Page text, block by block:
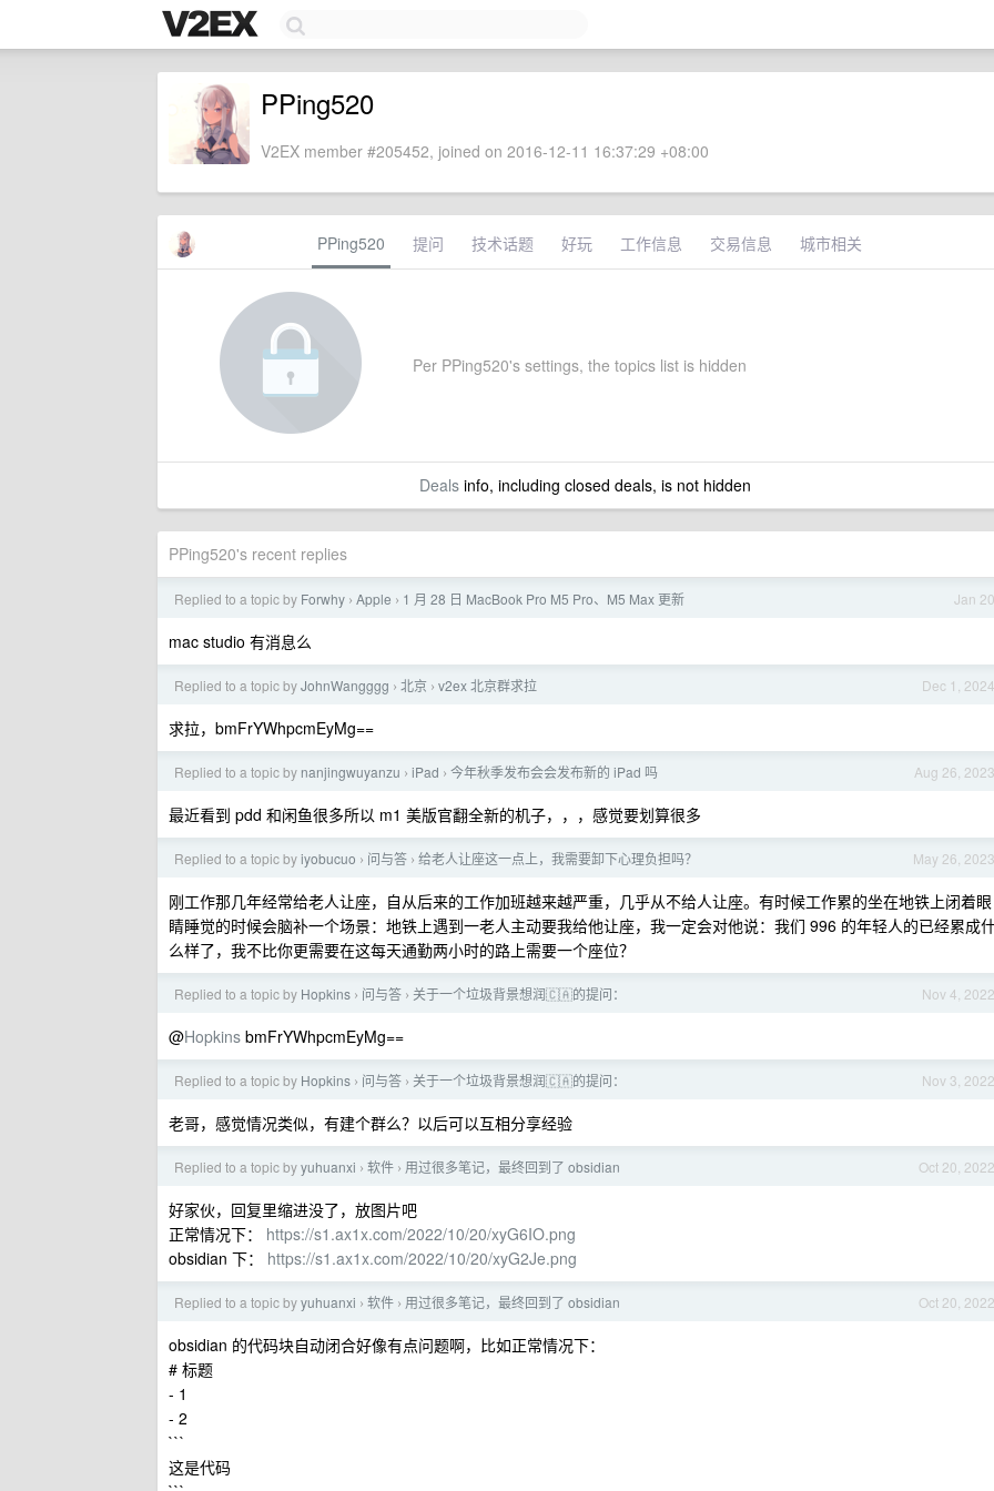
PPing520
V2EX member #205452, joined on 2016-12-11 16:37:29 +08:00
PPing520 提问 技术话题 好玩 工作信息 交易信息 城市相关
Per PPing520's settings, the topics list is hidden
Dealsinfo, including closed deals, is not hidden
PPing520's recent replies
Jan 20
Replied to a topic by Forwhy › Apple › 1 月 28 日 MacBook Pro M5 Pro、M5 Max 更新
mac studio 有消息么
Dec 1, 2024
Replied to a topic byJohnWangggg › 北京 › v2ex 北京群求拉
求拉，bmFrYWhpcmEyMg==
Aug 26, 2023
Replied to a topic by nanjingwuyanzu › iPad › 今年秋季发布会会发布新的 iPad 吗
最近看到 pdd 和闲鱼很多所以 m1 美版官翻全新的机子，，，感觉要划算很多
May 26, 2023
Replied to a topic byiyobucuo › 问与答 › 给老人让座这一点上，我需要卸下心理负担吗？
刚工作那几年经常给老人让座，自从后来的工作加班越来越严重，几乎从不给人让座。有时候工作累的坐在地铁上闭着眼
睛睡觉的时候会脑补一个场景：地铁上遇到一老人主动要我给他让座，我一定会对他说：我们 996 的年轻人的已经累成
么样了，我不比你更需要在这每天通勤两小时的路上需要一个座位？
Nov 4, 2022
Replied to a topic by Hopkins › 问与答 › 关于一个垃圾背景想润🇨🇦的提问：
@Hopkins bmFrYWhpcmEyMg==
Nov 3, 2022
Replied to a topic by Hopkins › 问与答 › 关于一个垃圾背景想润🇨🇦的提问：
老哥，感觉情况类似，有建个群么？以后可以互相分享经验
Oct 20, 2022
Replied to a topic byyuhuanxi › 软件 › 用过很多笔记，最终回到了 obsidian
好家伙，回复里缩进没了，放图片吧
正常情况下： https://s1.ax1x.com/2022/10/20/xyG6IO.png
obsidian 下： https://s1.ax1x.com/2022/10/20/xyG2Je.png
Oct 20, 2022
Replied to a topic byyuhuanxi › 软件 › 用过很多笔记，最终回到了 obsidian
obsidian 的代码块自动闭合好像有点问题啊，比如正常情况下：
# 标题
- 1
- 2
```
这是代码